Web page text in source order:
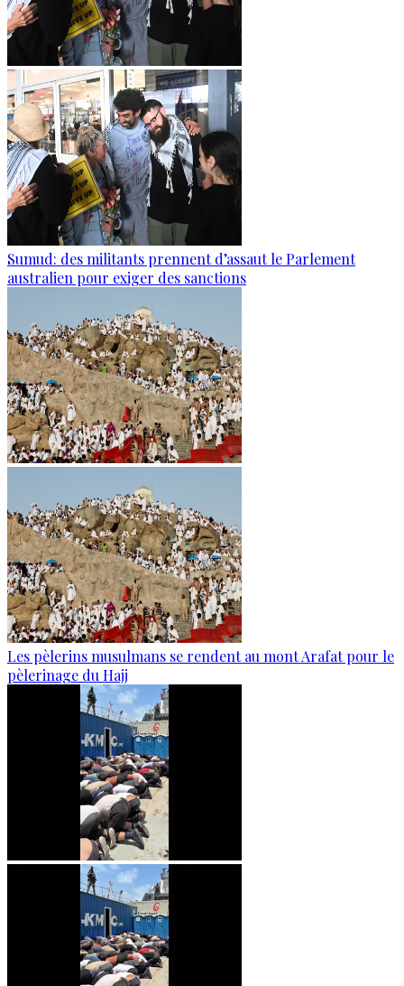
Sumud: des militants prennent d’assaut le Parlement
australien pour exiger des sanctions
Les pèlerins musulmans se rendent au mont Arafat pour le
pèlerinage du Hajj